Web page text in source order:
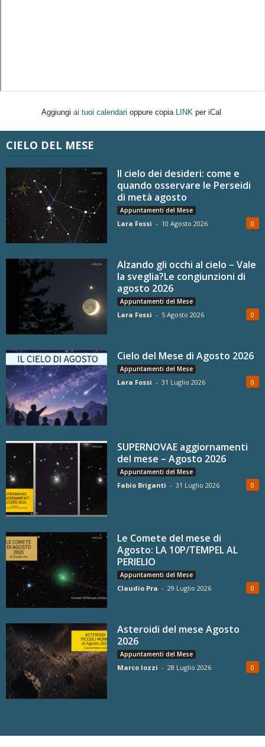
Aggiungi ai tuoi calendari oppure copia LINK per iCal
CIELO DEL MESE
Il cielo dei desideri: come e
quando osservare le Perseidi
di metà agosto
Appuntamenti del Mese
Lara Fossi - 10 Agosto 2026 0
Alzando gli occhi al cielo – Vale
la sveglia?Le congiunzioni di
agosto 2026
Appuntamenti del Mese
Lara Fossi - 5 Agosto 2026 0
Cielo del Mese di Agosto 2026
Appuntamenti del Mese
Lara Fossi - 31 Luglio 2026 0
SUPERNOVAE aggiornamenti
del mese – Agosto 2026
Appuntamenti del Mese
Fabio Briganti - 31 Luglio 2026 0
Le Comete del mese di
Agosto: LA 10P/TEMPEL AL
PERIELIO
Appuntamenti del Mese
Claudio Pra - 29 Luglio 2026 0
Asteroidi del mese Agosto
2026
Appuntamenti del Mese
Marco Iozzi - 28 Luglio 2026 0